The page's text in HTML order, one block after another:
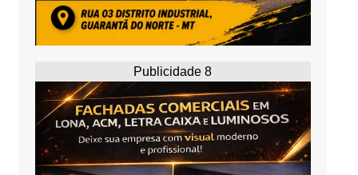
Publicidade 8